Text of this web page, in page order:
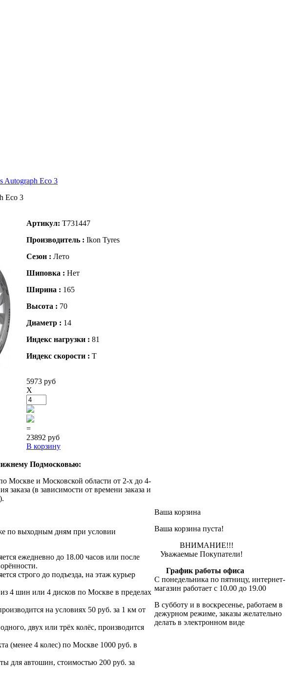
Eco 3
Eco 3
Артикул: T731447
Производитель : Ikon Tyres
Сезон : Лето
Шиповка : Нет
Ширина : 165
Высота : 70
Диаметр : 14
Индекс нагрузки : 81
Индекс скорости : T
5973 руб
X
=
23892 руб
В корзину
Подмосковью:
Москве и Московской области от 2-х до 4-
заказа (в зависимости от времени заказа и
по выходным дням при условии
ежедневно до 18.00 часов или после
строго до подъезда, на этаж курьер
4 шин или 4 дисков по Москве в пределах
на условиях 50 руб. за 1 км от
двух или трёх колёс, производится
(менее 4 колес) по Москве 1000 руб. в
для автошин, стоимостью 200 руб. за
Ваша корзина
Ваша корзина пуста!
ВНИМАНИЕ!!!
Уважаемые Покупатели!
График работы офиса
С понедельника по пятницу, интернет-
магазин работает с 10.00 до 19.00
В субботу и в воскресенье, работаем в
дежурном режиме, заказы желательно
делать в электронном виде